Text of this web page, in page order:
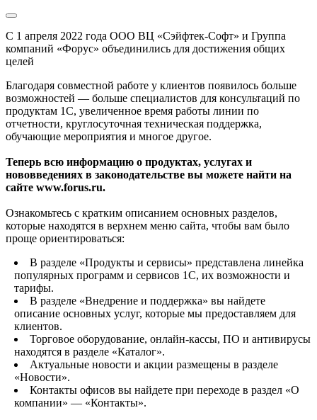
С 1 апреля 2022 года ООО ВЦ «Сэйфтек-Софт» и Группа
компаний «Форус» объединились для достижения общих
целей
Благодаря совместной работе у клиентов появилось больше
возможностей — больше специалистов для консультаций по
продуктам 1С, увеличенное время работы линии по
отчетности, круглосуточная техническая поддержка,
обучающие мероприятия и многое другое.
Теперь всю информацию о продуктах, услугах и
нововведениях в законодательстве вы можете найти на
сайте www.forus.ru.
Ознакомьтесь с кратким описанием основных разделов,
которые находятся в верхнем меню сайта, чтобы вам было
проще ориентироваться:
В разделе «Продукты и сервисы» представлена линейка
популярных программ и сервисов 1С, их возможности и
тарифы.
В разделе «Внедрение и поддержка» вы найдете
описание основных услуг, которые мы предоставляем для
клиентов.
Торговое оборудование, онлайн-кассы, ПО и антивирусы
находятся в разделе «Каталог».
Актуальные новости и акции размещены в разделе
«Новости».
Контакты офисов вы найдете при переходе в раздел «О
компании» — «Контакты».